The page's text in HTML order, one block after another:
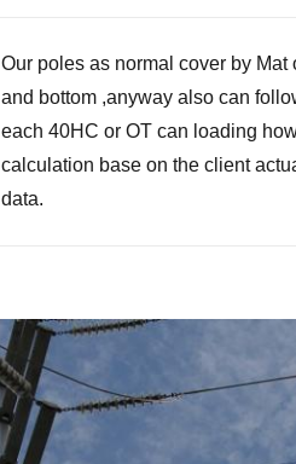
Our poles as normal cover by Mat
and bottom ,anyway also can
each 40HC or OT can loading
calculation base on the client
data.